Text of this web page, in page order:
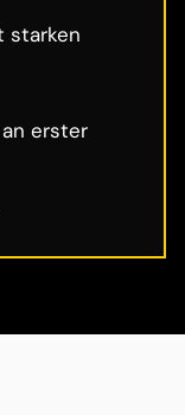
starken
erster